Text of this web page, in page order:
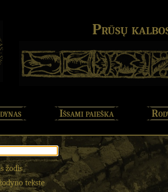
Prūsų
Išsami paieška
žodis
tekste